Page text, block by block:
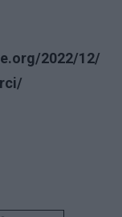
2022/12/